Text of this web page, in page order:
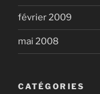
février 2009
mai 2008
CATÉGORIES